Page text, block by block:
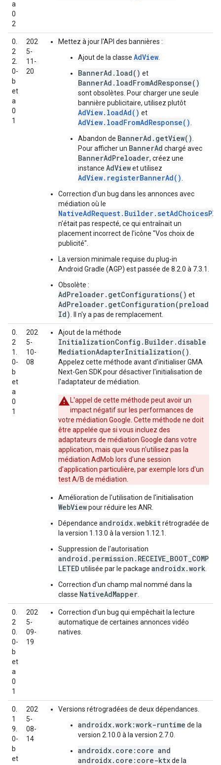
a
0
2
0.
2
2.
0-
b
et
a
0
1
202
5-
11-
20
Mettez à jour l'API des bannières :
Ajout de la classe AdView
BannerAd.load() et
BannerAd.loadFromAdResponse()
sont obsolètes. Pour charger une seule
bannière publicitaire, utilisez plutôt
AdView.loadAd() et
AdView.loadFromAdResponse()
Abandon de BannerAd.getView()
Pour afficher un BannerAd chargé avec
BannerAdPreloader, créez une
instance AdViewet utilisez
AdView.registerBannerAd()
Correction d'un bug dans les annonces avec
médiation où le
n'était pas respecté, ce qui entraînait un
placement incorrect de l'icône "Vos choix de
publicité".
La version minimale requise du plug-in
Android Gradle (AGP) est passée de 8.2.0 à 7.3.1.
Obsolète :
AdPreloader.getConfigurations() et
AdPreloader.getConfiguration(preload
Id)
. Il n'y a pas de remplacement.
0.
2
1.
0-
b
et
a
0
1
202
5-
10-
08
Ajout de la méthode
InitializationConfig.Builder.disable
MediationAdapterInitialization()
Appelez cette méthode avant d'initialiserGMA
Next-Gen SDKpour désactiver l'initialisation de
l'adaptateur de médiation.
L'appel de cette méthode peut avoir un
impact négatif sur les performances de
votre médiation Google. Cette méthode ne doit
être appelée que si vous incluez des
adaptateurs de médiation Google dans votre
application, mais que vous n'utilisez pas la
médiation AdMob lors d'une session
d'application particulière, par exemple lors d'un
test A/B de médiation.
Amélioration de l'utilisation de l'initialisation
WebViewpour réduire les ANR.
Dépendance androidx.webkitrétrogradée de
la version 1.13.0 à la version 1.12.1.
Suppression de l'autorisation
android.permission.RECEIVE_BOOT_COMP
LETED utilisée par le package androidx.work
Correction d'un champ mal nommé dans la
classe NativeAdMapper
0.
2
0.
0-
b
et
a
0
1
202
5-
09-
19
Correction d'un bug qui empêchait la lecture
automatique de certaines annonces vidéo
natives.
0.
1
9.
0-
b
et
202
5-
08-
14
Versions rétrogradées de deux dépendances.
androidx.work:work-runtime de la
version 2.10.0 à la version 2.7.0.
androidx.core:core and
androidx.core:core-ktxde la